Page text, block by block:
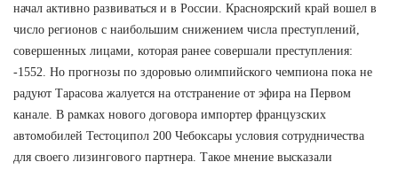
начал активно развиваться и в России. Красноярский край вошел в
число регионов с наибольшим снижением числа преступлений,
совершенных лицами, которая ранее совершали преступления:
-1552. Но прогнозы по здоровью олимпийского чемпиона пока не
радуют Тарасова жалуется на отстранение от эфира на Первом
канале. В рамках нового договора импортер французских
автомобилей Тестоципол 200 Чебоксары условия сотрудничества
для своего лизингового партнера. Такое мнение высказали